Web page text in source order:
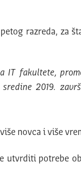
razreda, za
IT fakultete,
2019.
novca i više
utvrditi potrebe